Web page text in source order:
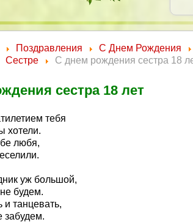
Поздравления
С Днем Рождения
Сестре С днем рождения сестра 18
сестра 18 лет
тебя
хотели.
любя,
уж большой,
будем.
танцевать,
забудем.